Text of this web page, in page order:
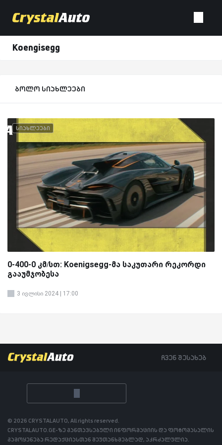
Koengisegg
ბოლო სიახლეები
სიახლეები
0-400-0 კმ/სთ: Koenigsegg-მა საკუთარი რეკორდი
გააუმჯობესა
3 ივლისი 2024 | 17:00
ჩვენ შესახებ
© 2026 CRYSTALAUTO, All rights reserved.
CRYSTALAUTO.GE-ზე განთავსებული ინფორმაციის და ფოტომასალის
გამოყენება რედაქციასთან შეუთანხმებლად, აკრძალულია.